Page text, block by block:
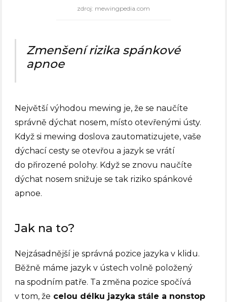
zdroj: mewingpedia.com
Zmenšení rizika spánkové
apnoe
Největší výhodou mewing je, že se naučíte
správně dýchat nosem, místo otevřenými ústy.
Když si mewing doslova zautomatizujete, vaše
dýchací cesty se otevřou a jazyk se vrátí
do přirozené polohy. Když se znovu naučíte
dýchat nosem snižuje se tak riziko spánkové
apnoe.
Jak na to?
Nejzásadnější je správná pozice jazyka v klidu.
Běžně máme jazyk v ústech volně položený
na spodním patře. Ta změna pozice spočívá
v tom, že celou délku jazyka stále a nonstop